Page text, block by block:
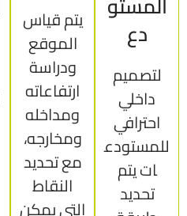
دع
لتصميم
داخلي
احترافي
للمستودع
ات يتم
تحديد
يتم قياس
الموقع
ودراسة
ارتفاعاته
ومداخله
ومخارجه،
مع تحديد
النقاط
التي يمكن